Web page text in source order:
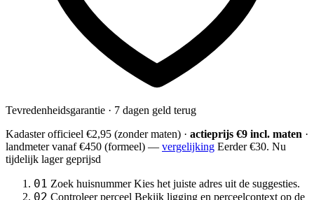
Tevredenheidsgarantie · 7 dagen geld terug
Kadaster officieel €2,95 (zonder maten) · actieprijs €9 incl. maten ·
landmetervanaf €450 (formeel) — vergelijking Eerder €30. Nu
tijdelijk lager geprijsd
01 Zoek huisnummer Kies het juiste adres uit de suggesties.
02 Controleer perceel Bekijk ligging en perceelcontext op de